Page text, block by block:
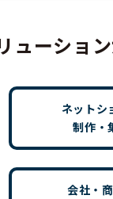
ューショ
ネットシ
制作・
会社・